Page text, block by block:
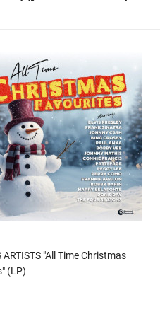
ARTISTS "All Time Christmas
(LP)